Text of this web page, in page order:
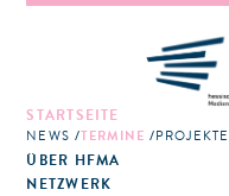
STARTSEITE
NEWS TERMINE PROJEKTE
ÜBER HFMA
NETZWERK